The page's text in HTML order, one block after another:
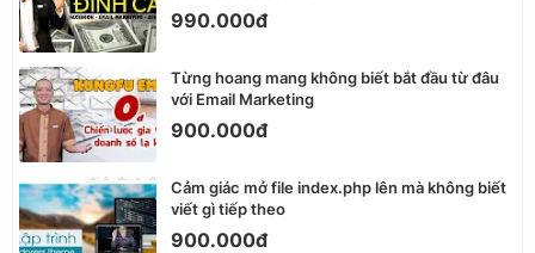
990.000đ
Từng hoang mang không biết bắt đầu từ đâu
với Email Marketing
900.000đ
Cảm giác mở file index.php lên mà không biết
viết gì tiếp theo
900.000đ